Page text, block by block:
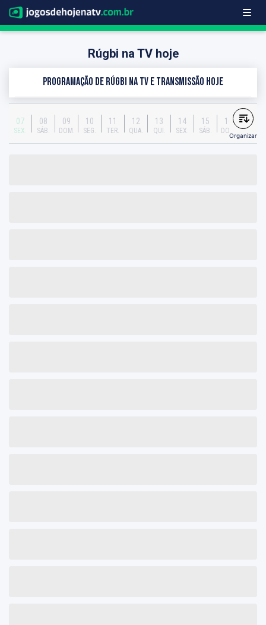
Rúgbi na TV hoje
Programação de Rúgbi na TV e transmissão hoje
07
SEX.
08
SÁB.
09
DOM.
10
SEG.
11
TER.
12
QUA.
13
QUI.
14
SEX.
15
SÁB.
16
DOM.
Organizar